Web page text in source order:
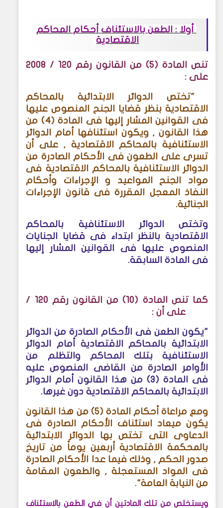
أولا: الطعن بالاستئناف أحكام المحاكم
الاقتصادية
تنص المادة (5) من القانون رقم 120 / 2008
على :
"تختص الدوائر الابتدائية بالمحاكم
الاقتصادية بنظر قضايا الجنح المنصوص عليها
فى القوانين المشار إليها فى المادة (4) من
هذا القانون , ويكون استئنافها أمام الدوائر
الاستئنافية بالمحاكم الاقتصادية , على أن
تسرى على الطعون فى الأحكام الصادرة من
الدوائر الاستئنافية بالمحاكم الاقتصادية فى
مواد الجنح المواعيد و الإجراءات وأحكام
النفاذ المعجل المقررة فى قانون الإجراءات
الجنائية.
وتختص الدوائر الاستئنافية بالمحاكم
الاقتصادية بالنظر ابتداء فى قضايا الجنايات
المنصوص عليها فى القوانين المشار إليها
فى المادة السابقة.
كما تنص المادة (10) من القانون رقم 120 /
"يكون الطعن فى الأحكام الصادرة من الدوائر
الابتدائية بالمحاكم الاقتصادية أمام الدوائر
الاستئنافية بتلك المحاكم والتظلم من
الأوامر الصادرة من القاضى المنصوص عليه
فى المادة (3) من هذا القانون أمام الدوائر
الابتدائية بالمحاكم الاقتصادية دون غيرها.
ومع مراعاة أحكام المادة (5) من هذا القانون
يكون ميعاد استئناف الأحكام الصادرة فى
الدعاوى التى تختص بها الدوائر الابتدائية
بالمحكمة الاقتصادية أربعين يوماً من تاريخ
صدور الحكم , وذلك فيما عدا الأحكام الصادرة
فى المواد المستعجلة , والطعون المقامة
من النيابة العامة."
ويستخلص من تلك المادتين أن في الطعن بالاستئناف